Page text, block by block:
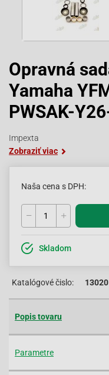
Opravná
Yamaha
PWSAK-
Impexta
Zobraziť viac
Naša cena s DPH:
Skladom
Katalógové čislo:
Popis tovaru
Parametre